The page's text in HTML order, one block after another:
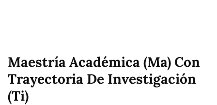
Maestría Académica (Ma) Con
Trayectoria De Investigación
(Ti)